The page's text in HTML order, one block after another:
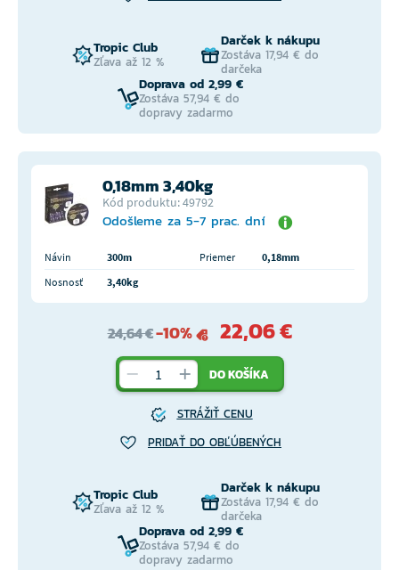
Tropic Club
Zľava až 12 %
Darček k nákupu
Zostáva 17,94 € do
darčeka
Doprava od 2,99 €
Zostáva 57,94 € do
dopravy zadarmo
0,18mm 3,40kg
Kód produktu: 49792
Odošleme za 5-7 prac. dní
Návin 300m Priemer
0,18mm
Nosnosť
3,40kg
24,64 €-10% 22,06 €
DO KOŠÍKA
STRÁŽIŤ CENU
PRIDAŤ DO OBĽÚBENÝCH
Tropic Club
Zľava až 12 %
Darček k nákupu
Zostáva 17,94 € do
darčeka
Doprava od 2,99 €
Zostáva 57,94 € do
dopravy zadarmo